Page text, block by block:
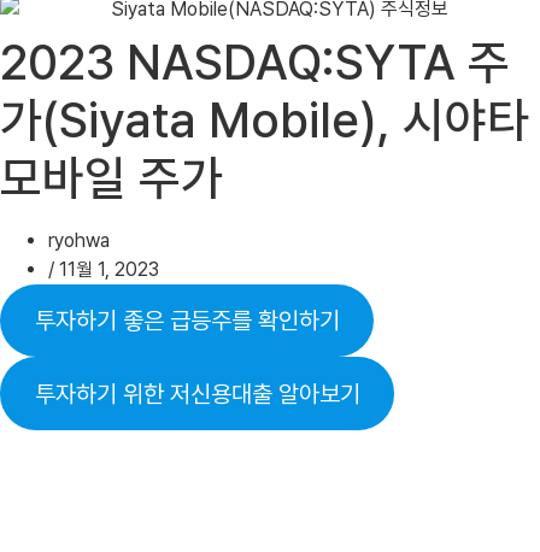
2023 NASDAQ:SYTA 주
가(Siyata Mobile), 시야타
모바일 주가
ryohwa
/ 11월 1, 2023
투자하기 좋은 급등주를 확인하기
투자하기 위한 저신용대출 알아보기